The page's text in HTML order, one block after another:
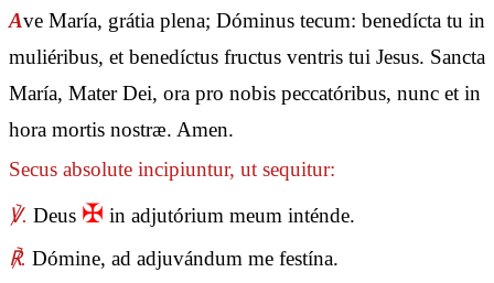
Ave María, grátia plena; Dóminus tecum: benedícta tu in
muliéribus, et benedíctus fructus ventris tui Jesus. Sancta
María, Mater Dei, ora pro nobis peccatóribus, nunc et in
hora mortis nostræ. Amen.
Secus absolute incipiuntur, ut sequitur:
℣. Deus ✠ in adjutórium meum inténde.
℟. Dómine, ad adjuvándum me festína.